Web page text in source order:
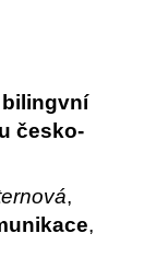
česko-
,
,